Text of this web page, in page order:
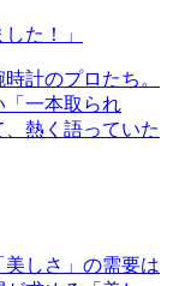
た！」
計のプロたち。
「一本取られ
熱く語っていた
しさ」の需要は